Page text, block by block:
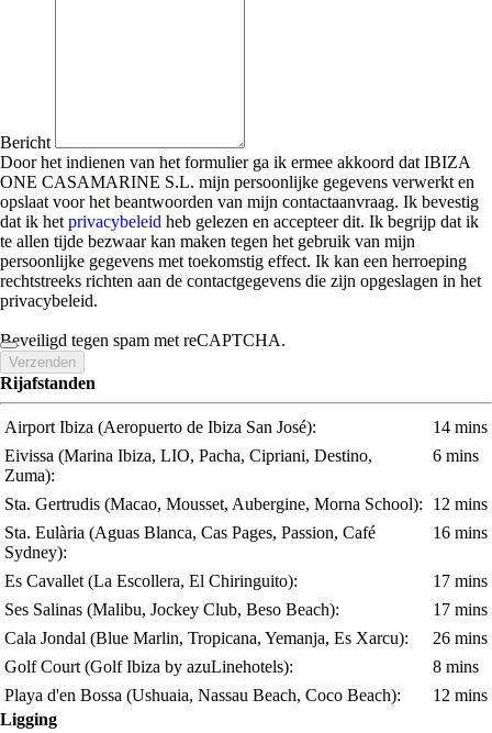
Bericht
Door het indienen van het formulier ga ik ermee akkoord dat IBIZA
ONE CASAMARINE S.L. mijn persoonlijke gegevens verwerkt en
opslaat voor het beantwoorden van mijn contactaanvraag. Ik bevestig
dat ik het privacybeleid heb gelezen en accepteer dit. Ik begrijp dat ik
te allen tijde bezwaar kan maken tegen het gebruik van mijn
persoonlijke gegevens met toekomstig effect. Ik kan een herroeping
rechtstreeks richten aan de contactgegevens die zijn opgeslagen in het
privacybeleid.
Beveiligd tegen spam met reCAPTCHA.
Verzenden
Rijafstanden
Airport Ibiza (Aeropuerto de Ibiza San José):
14 mins
Eivissa (Marina Ibiza, LIO, Pacha, Cipriani, Destino,
Zuma):
6 mins
Sta. Gertrudis (Macao, Mousset, Aubergine, Morna School):
12 mins
Sta. Eulària (Aguas Blanca, Cas Pages, Passion, Café
Sydney):
16 mins
Es Cavallet (La Escollera, El Chiringuito):
17 mins
Ses Salinas (Malibu, Jockey Club, Beso Beach):
17 mins
Cala Jondal (Blue Marlin, Tropicana, Yemanja, Es Xarcu):
26 mins
Golf Court (Golf Ibiza by azuLinehotels):
8 mins
Playa d'en Bossa (Ushuaia, Nassau Beach, Coco Beach):
12 mins
Ligging